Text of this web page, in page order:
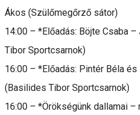
Ákos (Szülőmegőrző sátor)
14:00 – *Előadás: Böjte Csaba
Tibor Sportcsarnok)
16:00 – *Előadás: Pintér Béla
(Basilides Tibor Sportcsarnok)
16:00 – *Örökségünk dallamai